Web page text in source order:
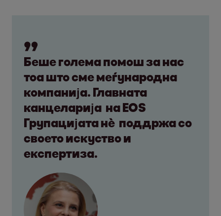
Беше голема помош за нас
тоа што сме меѓународна
компанија. Главната
канцеларија на EOS
Групацијата нѐ поддржа со
своето искуство и
експертиза.